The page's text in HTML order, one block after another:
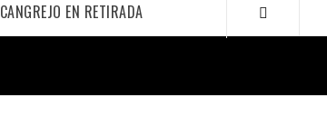
CANGREJO EN RETIRADA